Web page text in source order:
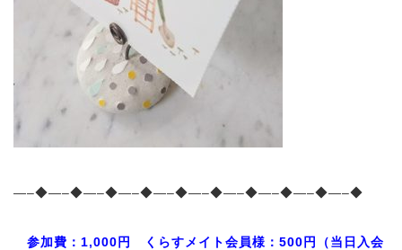
—–◆—–◆—–◆—–◆—–◆—–◆—–◆—–◆—–◆—–◆
参加費：1,000円 くらすメイト会員様：500円（当日入会